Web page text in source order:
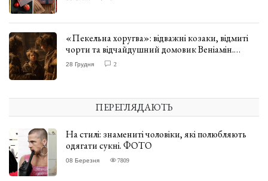
«Пекельна хоругва»: відважні козаки, відмиті
чорти та відчайдушний домовик Веніамін.
ВІДГУК
28 Грудня 2
ПЕРЕГЛЯДАЮТЬ
На стилі: знамениті чоловіки, які полюбляють
одягати сукні. ФОТО
08 Березня 7809